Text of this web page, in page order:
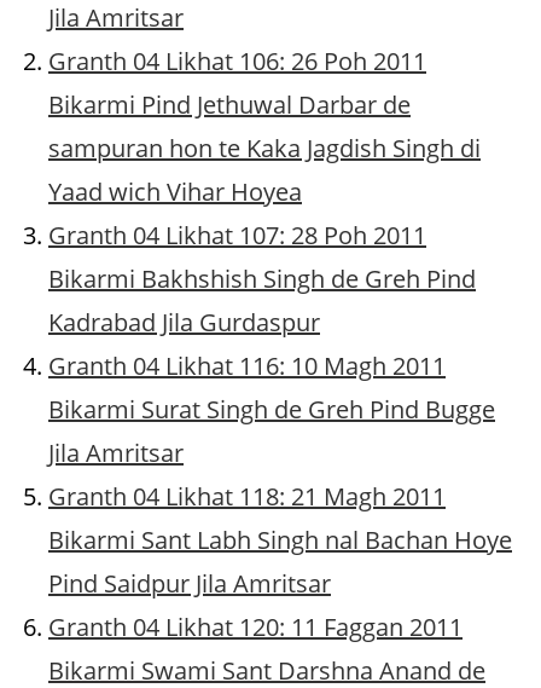
Jila Amritsar
Granth 04 Likhat 106: 26 Poh 2011
Bikarmi Pind Jethuwal Darbar de
sampuran hon te Kaka Jagdish Singh di
Yaad wich Vihar Hoyea
Granth 04 Likhat 107: 28 Poh 2011
Bikarmi Bakhshish Singh de Greh Pind
Kadrabad Jila Gurdaspur
Granth 04 Likhat 116: 10 Magh 2011
Bikarmi Surat Singh de Greh Pind Bugge
Jila Amritsar
Granth 04 Likhat 118: 21 Magh 2011
Bikarmi Sant Labh Singh nal Bachan Hoye
Pind Saidpur Jila Amritsar
Granth 04 Likhat 120: 11 Faggan 2011
Bikarmi Swami Sant Darshna Anand de